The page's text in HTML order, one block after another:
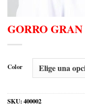
GORRO
Color
SKU: 400002